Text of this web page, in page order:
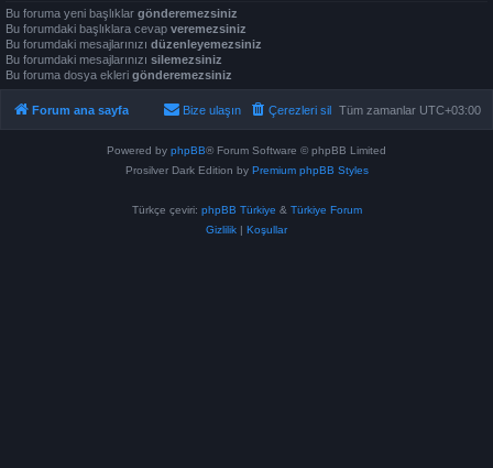
Bu foruma yeni başlıklar gönderemezsiniz
Bu forumdaki başlıklara cevap veremezsiniz
Bu forumdaki mesajlarınızı düzenleyemezsiniz
Bu forumdaki mesajlarınızı silemezsiniz
Bu foruma dosya ekleri gönderemezsiniz
Forum ana sayfa Tüm zamanlar UTC+03:00
Çerezleri sil
Bize ulaşın
Powered by phpBB® Forum Software © phpBB Limited
Prosilver Dark Edition by Premium phpBB Styles
Türkçe çeviri: phpBB Türkiye & Türkiye Forum
Gizlilik | Koşullar